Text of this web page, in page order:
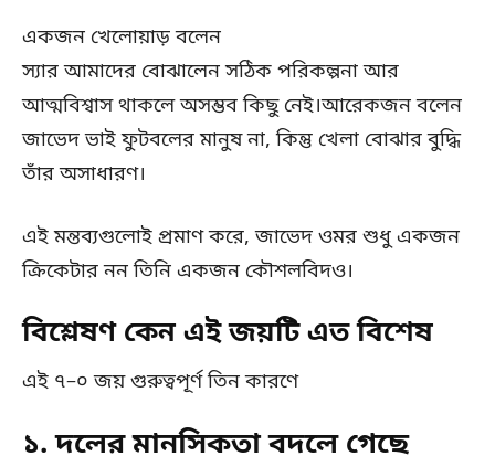
একজন খেলোয়াড় বলেন
স্যার আমাদের বোঝালেন সঠিক পরিকল্পনা আর
আত্মবিশ্বাস থাকলে অসম্ভব কিছু নেই।আরেকজন বলেন
জাভেদ ভাই ফুটবলের মানুষ না, কিন্তু খেলা বোঝার বুদ্ধি
তাঁর অসাধারণ।
এই মন্তব্যগুলোই প্রমাণ করে, জাভেদ ওমর শুধু একজন
ক্রিকেটার নন তিনি একজন কৌশলবিদও।
বিশ্লেষণ কেন এই জয়টি এত বিশেষ
এই ৭–০ জয় গুরুত্বপূর্ণ তিন কারণে
১. দলের মানসিকতা বদলে গেছে